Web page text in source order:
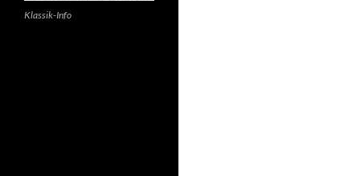
Klassik-Info